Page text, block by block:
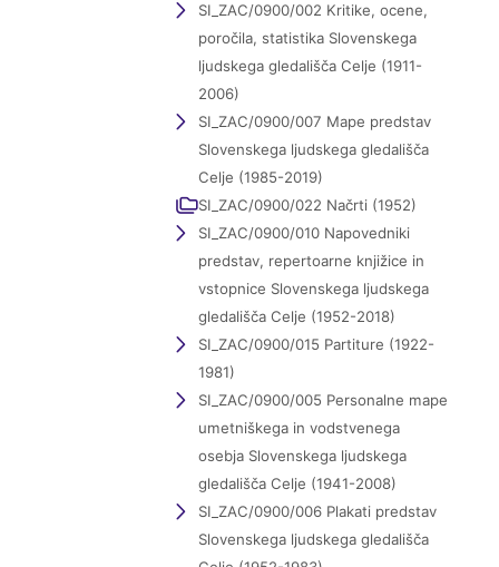
SI_ZAC/0900/002 Kritike, ocene,
poročila, statistika Slovenskega
ljudskega gledališča Celje (1911-
2006)
SI_ZAC/0900/007 Mape predstav
Slovenskega ljudskega gledališča
Celje (1985-2019)
SI_ZAC/0900/022 Načrti (1952)
SI_ZAC/0900/010 Napovedniki
predstav, repertoarne knjižice in
vstopnice Slovenskega ljudskega
gledališča Celje (1952-2018)
SI_ZAC/0900/015 Partiture (1922-
1981)
SI_ZAC/0900/005 Personalne mape
umetniškega in vodstvenega
osebja Slovenskega ljudskega
gledališča Celje (1941-2008)
SI_ZAC/0900/006 Plakati predstav
Slovenskega ljudskega gledališča